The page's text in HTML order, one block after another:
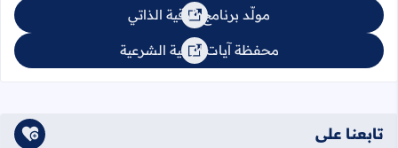
مولّد برنامج الرقية الذاتي
محفظة آيات الرقية الشرعية
تابعنا على